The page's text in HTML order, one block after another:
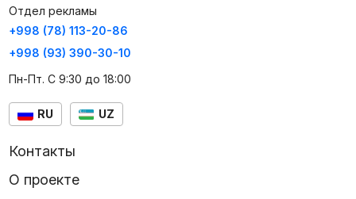
Отдел рекламы
+998 (78) 113-20-86
+998 (93) 390-30-10
Пн-Пт. С 9:30 до 18:00
RU UZ
Контакты
О проекте